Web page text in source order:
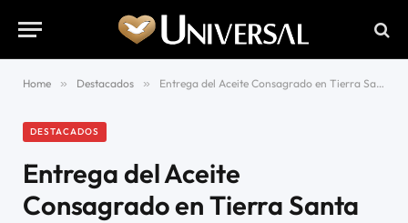
Home » Destacados » Entrega del Aceite Consagrado en Tierra Santa
DESTACADOS
Entrega del Aceite
Consagrado en Tierra Santa